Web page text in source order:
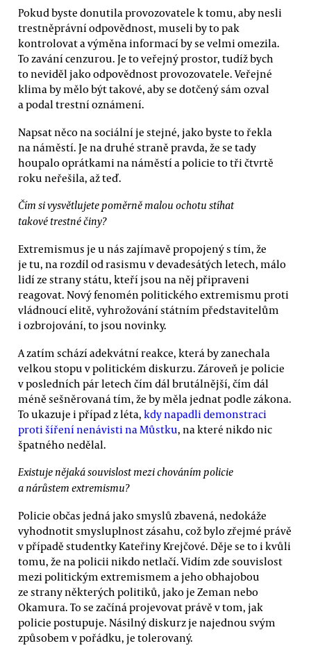
Pokud byste donutila provozovatele k tomu, aby nesli
trestněprávní odpovědnost, museli by to pak
kontrolovat a výměna informací by se velmi omezila.
To zavání cenzurou. Je to veřejný prostor, tudíž bych
to neviděl jako odpovědnost provozovatele. Veřejné
klima by mělo být takové, aby se dotčený sám ozval
a podal trestní oznámení.
Napsat něco na sociální je stejné, jako byste to řekla
na náměstí. Je na druhé straně pravda, že se tady
houpalo oprátkami na náměstí a policie to tři čtvrtě
roku neřešila, až teď.
Čím si vysvětlujete poměrně malou ochotu stíhat
takové trestné činy?
Extremismus je u nás zajímavě propojený s tím, že
je tu, na rozdíl od rasismu v devadesátých letech, málo
lidí ze strany státu, kteří jsou na něj připraveni
reagovat. Nový fenomén politického extremismu proti
vládnoucí elitě, vyhrožování státním představitelům
i ozbrojování, to jsou novinky.
A zatím schází adekvátní reakce, která by zanechala
velkou stopu v politickém diskurzu. Zároveň je policie
v posledních pár letech čím dál brutálnější, čím dál
méně sešněrovaná tím, že by měla jednat podle zákona.
To ukazuje i případ z léta, kdy napadli demonstraci
proti šíření nenávisti na Můstku, na které nikdo nic
špatného nedělal.
Existuje nějaká souvislost mezi chováním policie
a nárůstem extremismu?
Policie občas jedná jako smyslů zbavená, nedokáže
vyhodnotit smysluplnost zásahu, což bylo zřejmé právě
v případě studentky Kateřiny Krejčové. Děje se to i kvůli
tomu, že na policii nikdo netlačí. Vidím zde souvislost
mezi politickým extremismem a jeho obhajobou
ze strany některých politiků, jako je Zeman nebo
Okamura. To se začíná projevovat právě v tom, jak
policie postupuje. Násilný diskurz je najednou svým
způsobem v pořádku, je tolerovaný.